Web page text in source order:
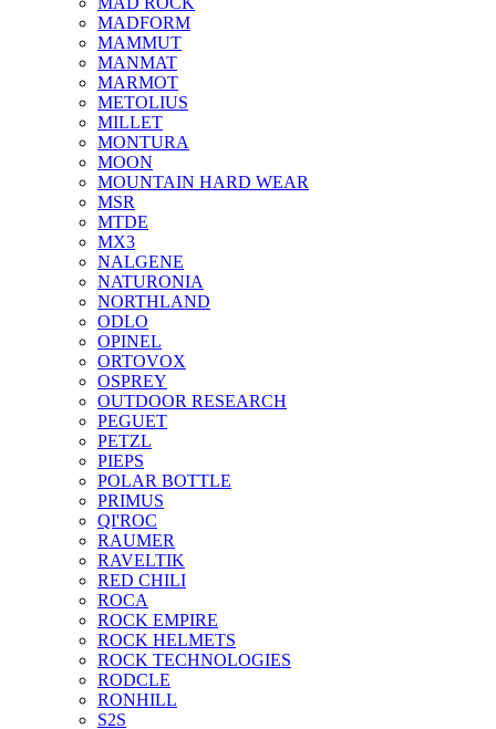
MADFORM
MAMMUT
MANMAT
MARMOT
METOLIUS
MILLET
MONTURA
MOON
MOUNTAIN HARD WEAR
MSR
MTDE
MX3
NALGENE
NATURONIA
NORTHLAND
ODLO
OPINEL
ORTOVOX
OSPREY
OUTDOOR RESEARCH
PEGUET
PETZL
PIEPS
POLAR BOTTLE
PRIMUS
QI'ROC
RAUMER
RAVELTIK
RED CHILI
ROCA
ROCK EMPIRE
ROCK HELMETS
ROCK TECHNOLOGIES
RODCLE
RONHILL
S2S